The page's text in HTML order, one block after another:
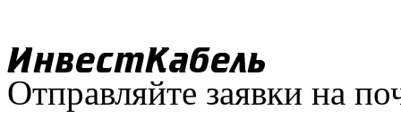
Отправляйте заявки на